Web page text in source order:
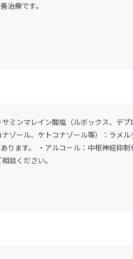
治療です。
ミンマレイン酸塩（ルボックス、デ
ゾール、ケトコナゾール等）：ラメ
ります。 ・アルコール：中枢神経抑
談ください。